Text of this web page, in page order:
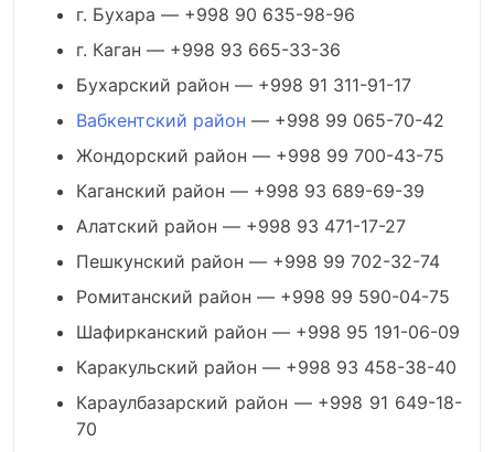
г. Бухара — +998 90 635-98-96
г. Каган — +998 93 665-33-36
Бухарский район — +998 91 311-91-17
Вабкентский район — +998 99 065-70-42
Жондорский район — +998 99 700-43-75
Каганский район — +998 93 689-69-39
Алатский район — +998 93 471-17-27
Пешкунский район — +998 99 702-32-74
Ромитанский район — +998 99 590-04-75
Шафирканский район — +998 95 191-06-09
Каракульский район — +998 93 458-38-40
Караулбазарский район — +998 91 649-18-
70